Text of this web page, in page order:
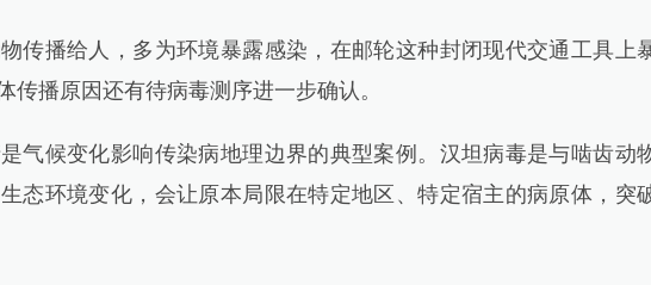
播给人，多为环境暴露感染，在邮轮这种封闭现代交通工具上
传播原因还有待病毒测序进一步确认。
候变化影响传染病地理边界的典型案例。汉坦病毒是与啮齿动
态环境变化，会让原本局限在特定地区、特定宿主的病原体，突